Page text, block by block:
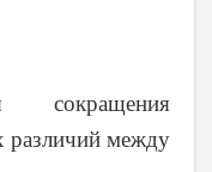
различий между